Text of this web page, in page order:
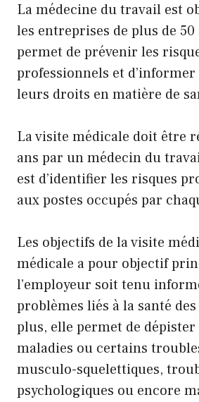
La médecine du travail est
les entreprises de plus de
permet de prévenir les
professionnels et
leurs droits en matière de
La visite médicale doit être
ans par un médecin du
est d’identifier les risques
aux postes occupés par
Les objectifs de la visite
médicale a pour objectif
l’employeur soit tenu
problèmes liés à la santé
plus, elle permet de
maladies ou certains
musculo-squelettiques,
psychologiques ou encore